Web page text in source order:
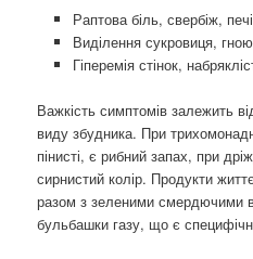
Раптова біль, свербіж,
Виділення сукровиця,
Гіперемія стінок,
Важкість симптомів залежить
виду збудника. При
пінисті, є рибний запах, при
сирнистий колір. Продукти
разом з зеленими смердючими
бульбашки газу, що є